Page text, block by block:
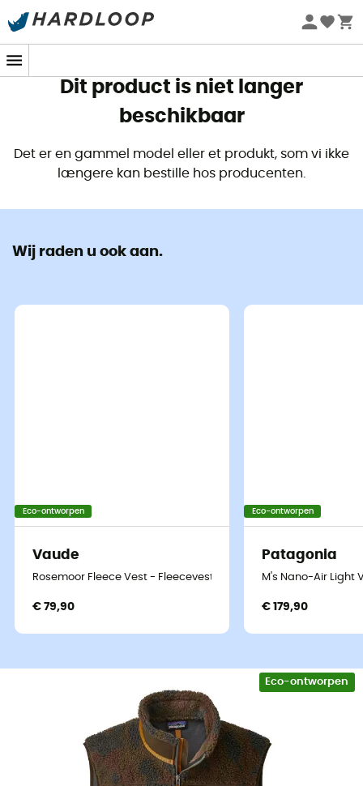
Zomeraanbiedingen 🔥 -5% EXTRA vanaf 2 producten* met
Dit product is niet langer
beschikbaar
Det er en gammel model eller et produkt, som vi ikke
længere kan bestille hos producenten.
Wij raden u ook aan.
Eco-ontworpen
Vaude
Rosemoor Fleece Vest - Fleecevest - Heren
€ 79,90
Eco-ontworpen
Patagonia
M's Nano-Air Light
€ 179,90
Eco-ontworpen